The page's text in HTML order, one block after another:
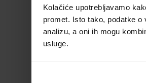
Kolačiće upotrebljavamo
promet. Isto tako, podatke
analizu, a oni ih mogu
usluge.